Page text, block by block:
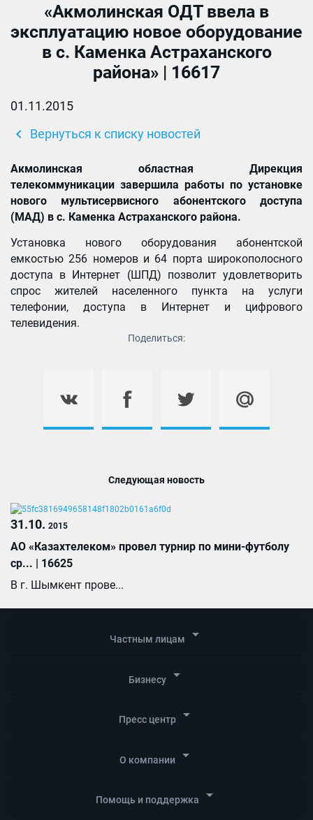
«Акмолинская ОДТ ввела в
эксплуатацию новое оборудование
в с. Каменка Астраханского
района» | 16617
01.11.2015
chevron_left Вернуться к списку новостей
Акмолинская областная Дирекция
телекоммуникации завершила работы по установке
нового мультисервисного абонентского доступа
(МАД) в с. Каменка Астраханского района.
Установка нового оборудования абонентской
емкостью 256 номеров и 64 порта широкополосного
доступа в Интернет (ШПД) позволит удовлетворить
спрос жителей населенного пункта на услуги
телефонии, доступа в Интернет и цифрового
телевидения.
Поделиться:
Следующая новость
31.10. 2015
АО «Казахтелеком» провел турнир по мини-футболу
ср... | 16625
В г. Шымкент прове...
Частным лицам arrow_drop_down
Бизнесу arrow_drop_down
Пресс центр arrow_drop_down
О компании arrow_drop_down
Помощь и поддержка arrow_drop_down